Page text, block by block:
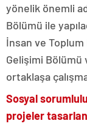
yönelik önemli
Bölümü ile
İnsan ve Toplum
Gelişimi
ortaklaşa
Sosyal
projeler